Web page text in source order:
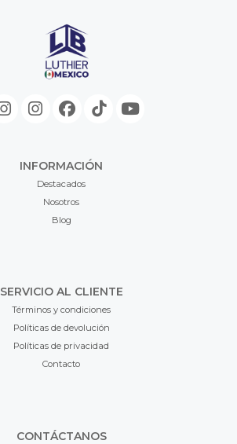
INFORMACIÓN
Destacados
Nosotros
Blog
SERVICIO AL CLIENTE
Términos y condiciones
Políticas de devolución
Políticas de privacidad
Contacto
CONTÁCTANOS